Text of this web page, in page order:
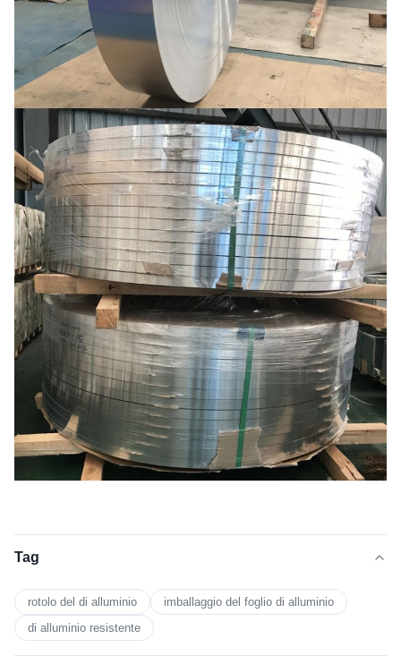
Tag
rotolo del di alluminio
imballaggio del foglio di alluminio
di alluminio resistente